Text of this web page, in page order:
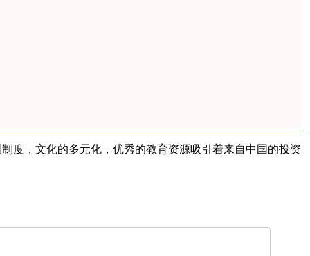
度，文化的多元化，优秀的教育资源吸引着来自中国的投资